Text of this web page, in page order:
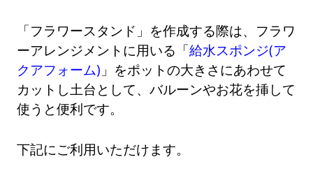
「フラワースタンド」を作成する際は、フラワ
ーアレンジメントに用いる「給水スポンジ(ア
クアフォーム) 」をポットの大きさにあわせて
カットし土台として、バルーンやお花を挿して
使うと便利です。
下記にご利用いただけます。